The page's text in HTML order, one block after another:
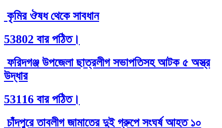
কৃমির ঔষধ থেকে সাবধান
53802 বার পঠিত।
ফরিদগঞ্জ উপজেলা ছাত্রলীগ সভাপতিসহ আটক ৫ অস্ত্র
উদ্ধার
53116 বার পঠিত।
চাঁদপুরে তাবলীগ জামাতের দুই গ্রুপে সংঘর্ষ আহত ১০